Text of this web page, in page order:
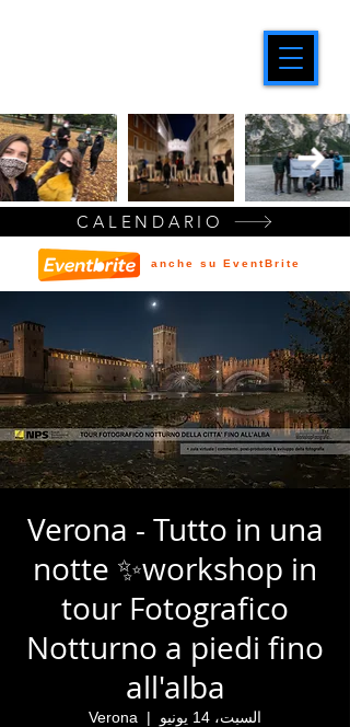
Verona - Tutto in una
notte ✨workshop in
tour Fotografico
Notturno a piedi fino
all'alba
السبت، 14 يونيو
  |
Verona
CALENDARIO
anche su EventBrite